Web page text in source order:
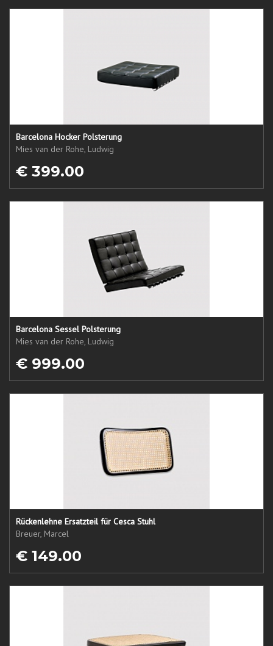
Barcelona Hocker Polsterung
Mies van der Rohe, Ludwig
€ 399.00
Barcelona Sessel Polsterung
Mies van der Rohe, Ludwig
€ 999.00
Rückenlehne Ersatzteil für Cesca Stuhl
Breuer, Marcel
€ 149.00